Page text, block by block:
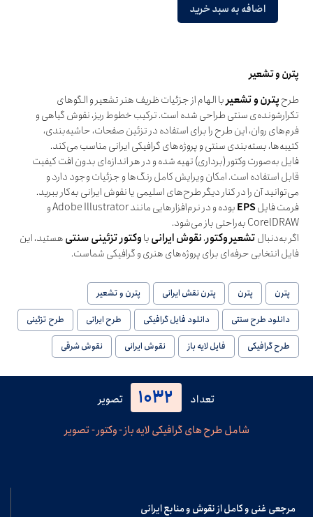
اضافه به سبد خرید
پترن و تشعیر
طرحپترن و تشعیربا الهام از جزئیات ظریف هنر تشعیر و الگوهای
تکرارشونده‌ی سنتی طراحی شده است. ترکیب خطوط ریز، نقوش گیاهی و
فرم‌های روان، این طرح را برای استفاده در تزئین صفحات، حاشیه‌بندی،
کتیبه‌ها، بسته‌بندی سنتی و پروژه‌های گرافیکی ایرانی مناسب می‌کند.
فایل به‌صورت وکتور (برداری) تهیه شده و در هر اندازه‌ای بدون افت کیفیت
قابل استفاده است. امکان ویرایش کامل رنگ‌ها و جزئیات وجود دارد و
می‌توانید آن را در کنار دیگر طرح‌های اسلیمی یا نقوش ایرانی به‌کار ببرید.
فرمت فایلEPS
بوده و در نرم‌افزارهایی مانند Adobe Illustrator و
CorelDRAW به‌راحتی باز می‌شود.
اگر به‌دنبالتشعیر وکتور،نقوش ایرانییاوکتور تزئینی سنتیهستید، این
فایل انتخابی حرفه‌ای برای پروژه‌های هنری و گرافیکی شماست.
پترن پترن پترن نقش ایرانی
پترن و تشعیر
دانلود طرح سنتی
دانلود فایل گرافیکی طرح ایرانی
طرح تزئینی
طرح گرافیکی
فایل لایه باز نقوش ایرانی نقوش شرقی
تعداد 1032
تصویر
شامل طرح های گرافیکی لایه باز - وکتور - تصویر
مرجعی غنی و کامل از نقوش و منابع ایرانی